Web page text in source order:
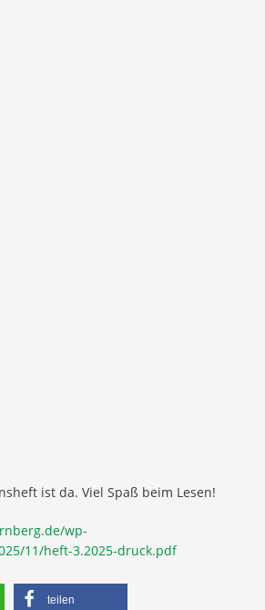
ist da. Viel Spaß beim Lesen!
wp-
11/heft-3.2025-druck.pdf
teilen